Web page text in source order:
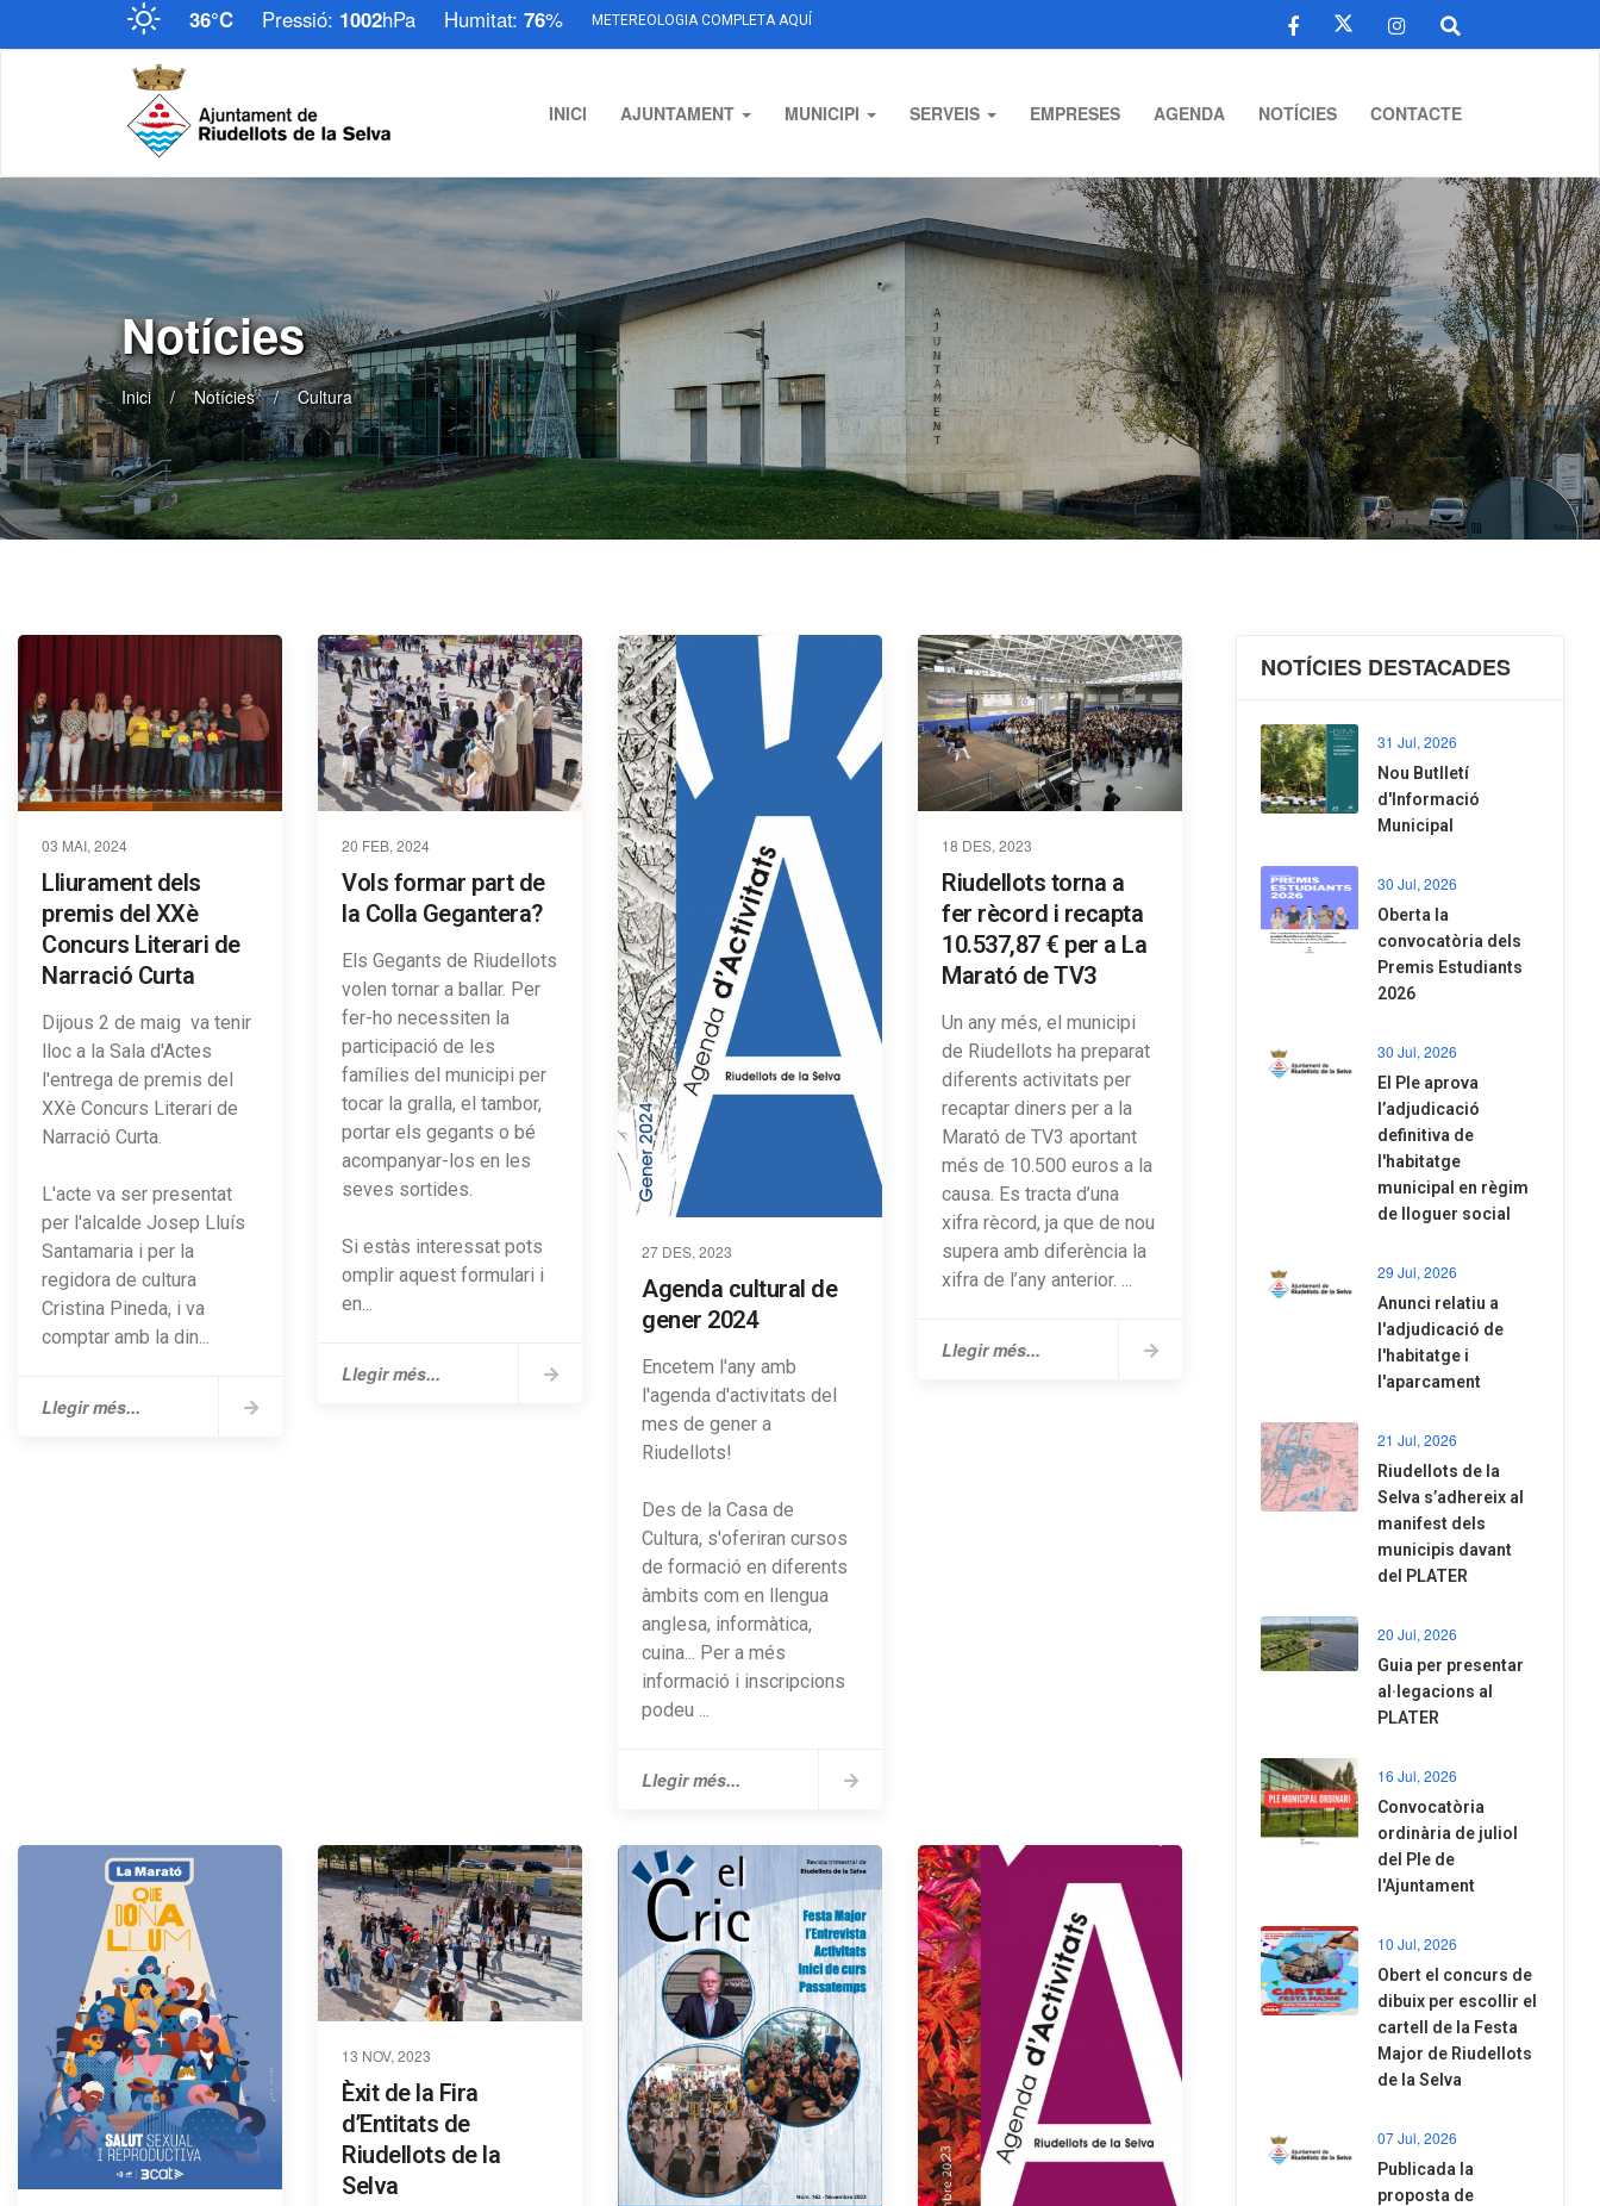
36°C Pressió: 1002hPa Humitat: 76% METEREOLOGIA COMPLETA AQUÍ
INICI AJUNTAMENT MUNICIPI SERVEIS EMPRESES AGENDA NOTÍCIES CONTACTE
Notícies
Inici Notícies Cultura
03 MAI, 2024
Lliurament dels
premis del XXè
Concurs Literari de
Narració Curta
Dijous 2 de maig va tenir
lloc a la Sala d'Actes
l'entrega de premis del
XXè Concurs Literari de
Narració Curta.
L'acte va ser presentat
per l'alcalde Josep Lluís
Santamaria i per la
regidora de cultura
Cristina Pineda, i va
comptar amb la din...
Llegir més...
20 FEB, 2024
Vols formar part de
la Colla Gegantera?
Els Gegants de Riudellots
volen tornar a ballar. Per
fer-ho necessiten la
participació de les
famílies del municipi per
tocar la gralla, el tambor,
portar els gegants o bé
acompanyar-los en les
seves sortides.
Si estàs interessat pots
omplir aquest formulari i
en...
Llegir més...
27 DES, 2023
Agenda cultural de
gener 2024
Encetem l'any amb
l'agenda d'activitats del
mes de gener a
Riudellots!
Des de la Casa de
Cultura, s'oferiran cursos
de formació en diferents
àmbits com en llengua
anglesa, informàtica,
cuina... Per a més
informació i inscripcions
podeu ...
Llegir més...
18 DES, 2023
Riudellots torna a
fer rècord i recapta
10.537,87 € per a La
Marató de TV3
Un any més, el municipi
de Riudellots ha preparat
diferents activitats per
recaptar diners per a la
Marató de TV3 aportant
més de 10.500 euros a la
causa. Es tracta d’una
xifra rècord, ja que de nou
supera amb diferència la
xifra de l’any anterior. ...
Llegir més...
13 NOV, 2023
Èxit de la Fira
d’Entitats de
Riudellots de la
Selva
NOTÍCIES DESTACADES
31 Jul, 2026
Nou Butlletí
d'Informació
Municipal
30 Jul, 2026
Oberta la
convocatòria dels
Premis Estudiants
2026
30 Jul, 2026
El Ple aprova
l’adjudicació
definitiva de
l'habitatge
municipal en règim
de lloguer social
29 Jul, 2026
Anunci relatiu a
l'adjudicació de
l'habitatge i
l'aparcament
21 Jul, 2026
Riudellots de la
Selva s’adhereix al
manifest dels
municipis davant
del PLATER
20 Jul, 2026
​Guia per presentar
al·legacions al
PLATER
16 Jul, 2026
Convocatòria
ordinària de juliol
del Ple de
l'Ajuntament
10 Jul, 2026
​Obert el concurs de
dibuix per escollir el
cartell de la Festa
Major de Riudellots
de la Selva
07 Jul, 2026
​Publicada la
proposta de